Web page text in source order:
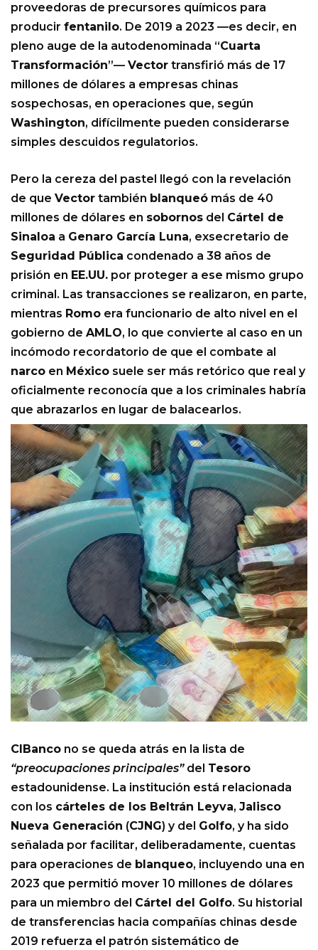
proveedoras de precursores químicos para
producir fentanilo. De 2019 a 2023 —es decir, en
pleno auge de la autodenominada “Cuarta
Transformación”— Vector transfirió más de 17
millones de dólares a empresas chinas
sospechosas, en operaciones que, según
Washington, difícilmente pueden considerarse
simples descuidos regulatorios.
Pero la cereza del pastel llegó con la revelación
de que Vector también blanqueó más de 40
millones de dólares en sobornos del Cártel de
Sinaloa a Genaro García Luna, exsecretario de
Seguridad Pública condenado a 38 años de
prisión en EE.UU. por proteger a ese mismo grupo
criminal. Las transacciones se realizaron, en parte,
mientras Romo era funcionario de alto nivel en el
gobierno de AMLO, lo que convierte al caso en un
incómodo recordatorio de que el combate al
narco en México suele ser más retórico que real y
oficialmente reconocía que a los criminales habría
que abrazarlos en lugar de balacearlos.
CIBanco no se queda atrás en la lista de
“preocupaciones principales”del Tesoro
estadounidense. La institución está relacionada
con los cárteles de los Beltrán Leyva, Jalisco
Nueva Generación (CJNG) y del Golfo, y ha sido
señalada por facilitar, deliberadamente, cuentas
para operaciones de blanqueo, incluyendo una en
2023 que permitió mover 10 millones de dólares
para un miembro del Cártel del Golfo. Su historial
de transferencias hacia compañías chinas desde
2019 refuerza el patrón sistemático de